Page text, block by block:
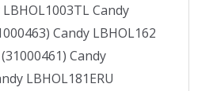
Candy
Candy LBHOL162
Candy
LBHOL181ERU